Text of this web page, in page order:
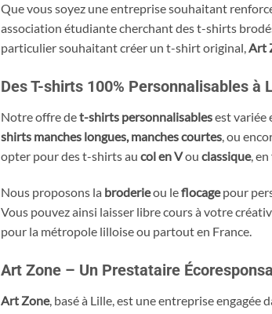
Que vous soyez une entreprise souhaitant
association étudiante cherchant des t-shirts
particulier souhaitant créer un t-shirt original,Art
Des T-shirts 100% Personnalisables à
Notre offre det-shirts personnalisablesest variée
shirts manches longues, manches courtes, ou
opter pour des t-shirts au col en Vou classique,
Nous proposons la broderieou leflocagepour
Vous pouvez ainsi laisser libre cours à votre
pour la métropole lilloise ou partout en France.
Art Zone – Un Prestataire
Art Zone, basé à Lille, est une entreprise engagée